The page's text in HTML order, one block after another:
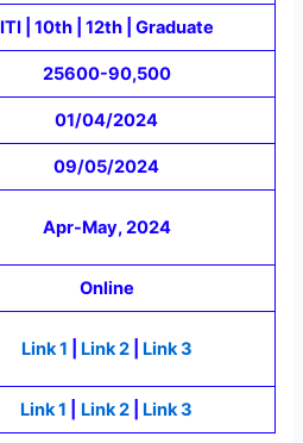
ITI | 10th | 12th | Graduate
25600-90,500
01/04/2024
09/05/2024
Apr-May, 2024
Online
Link 1 Link 2| Link 3
Link 1 Link 2 Link 3